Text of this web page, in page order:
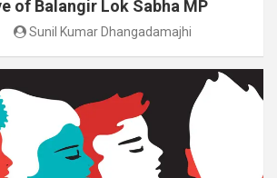
of Balangir Lok Sabha MP
Sunil Kumar Dhangadamajhi